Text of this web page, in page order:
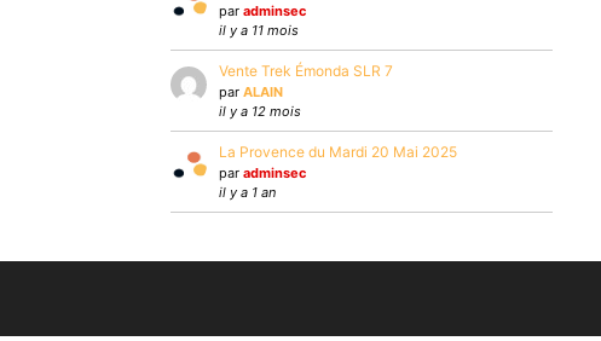
par adminsec
il y a 11 mois
Vente Trek Émonda SLR 7
par ALAIN
il y a 12 mois
La Provence du Mardi 20 Mai 2025
par adminsec
il y a 1 an